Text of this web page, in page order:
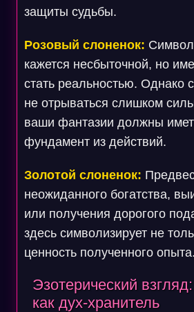
защиты судьбы.
Розовый слоненок: Символ
кажется несбыточной, но
стать реальностью. Однако
не отрываться слишком
ваши фантазии должны
фундамент из действий.
Золотой слоненок:
неожиданного богатства,
или получения дорогого
здесь символизирует не
ценность полученного опыта.
Эзотерический
как дух-хранитель